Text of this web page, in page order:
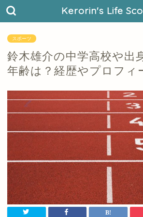
Kerorin's Life
スポーツ
鈴木雄介の中学高校や出
年齢は？経歴やプロフィ